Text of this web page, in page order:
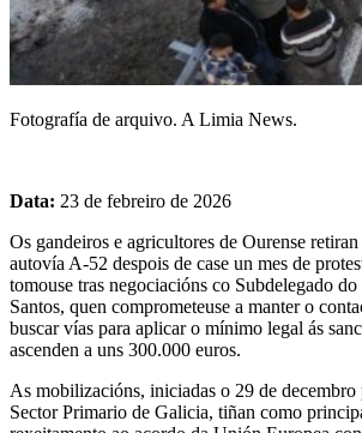
Fotografía de arquivo. A Limia News.
Data: 23 de febreiro de 2026
Os gandeiros e agricultores de Ourense retiran
autovía A-52 despois de case un mes de
tomouse tras negociacións co Subdelegado
Santos, quen comprometeuse a manter o
buscar vías para aplicar o mínimo legal ás
ascenden a uns 300.000 euros.
As mobilizacións, iniciadas o 29 de
Sector Primario de Galicia, tiñan como